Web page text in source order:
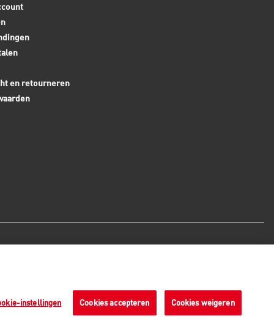
en retourneren
instellingen Cookies weigeren
Cookies accepteren